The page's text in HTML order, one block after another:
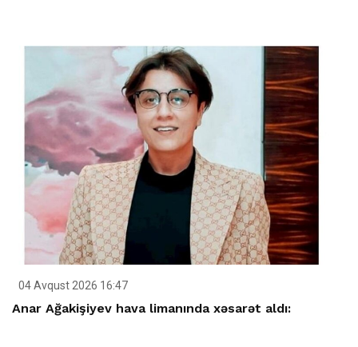
04 Avqust 2026 16:47
Anar Ağakişiyev hava limanında xəsarət aldı: